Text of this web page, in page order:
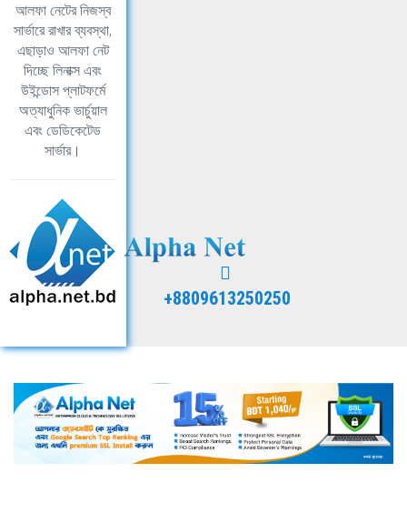
আলফা নেটের নিজস্ব
সার্ভারে রাখার ব্যবস্থা,
এছাড়াও আলফা নেট
দিচ্ছে লিনাক্স এবং
উইন্ডোস প্লাটফর্মে
অত্যাধুনিক ভার্চুয়াল
এবং ডেডিকেটেড
সার্ভার।
+8809613250250